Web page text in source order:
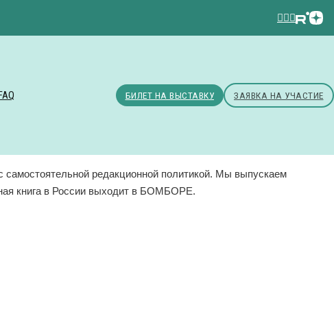
БИЛЕТ НА ВЫСТАВКУ ЗАЯВКА НА УЧАСТИЕ
редакционной политикой. Мы выпускаем
книга в России выходит в БОМБОРЕ.